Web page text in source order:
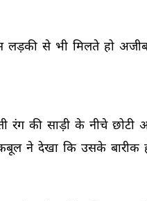
लड़की से भी मिलते हो
रंग की साड़ी के नीचे छोटी
ने देखा कि उसके बारीक